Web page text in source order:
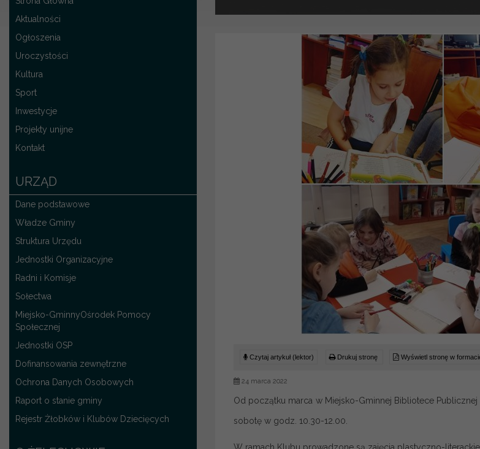
Aktualności
Ogłoszenia
Uroczystości
Kultura
Sport
Inwestycje
Projekty unijne
Kontakt
URZĄD
Dane podstawowe
Władze Gminy
Struktura Urzędu
Jednostki Organizacyjne
Radni i Komisje
Sołectwa
Miejsko-GminnyOśrodek Pomocy
Społecznej
Jednostki OSP
Dofinansowania zewnętrzne
Ochrona Danych Osobowych
Raport o stanie gminy
Rejestr Żłobków i Klubów Dziecięcych
Czytaj artykuł (lektor) Drukuj stronę Wyświetl stronę w
24 marca 2022
Od początku marca w Miejsko-Gminnej Bibliotece
sobotę w godz. 10.30-12.00.
W ramach Klubu prowadzone są zajęcia plastyczno-